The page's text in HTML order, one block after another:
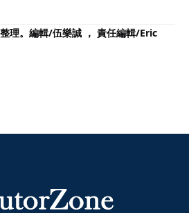
理。編輯/伍樂誠 ， 責任編輯/Eric